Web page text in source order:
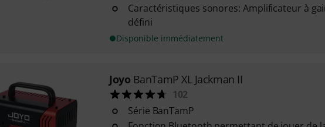
Caractéristiques sonores: Amplificateur à
défini
Disponible immédiatement
Joyo BanTamP XL Jackman II
102
Série BanTamP